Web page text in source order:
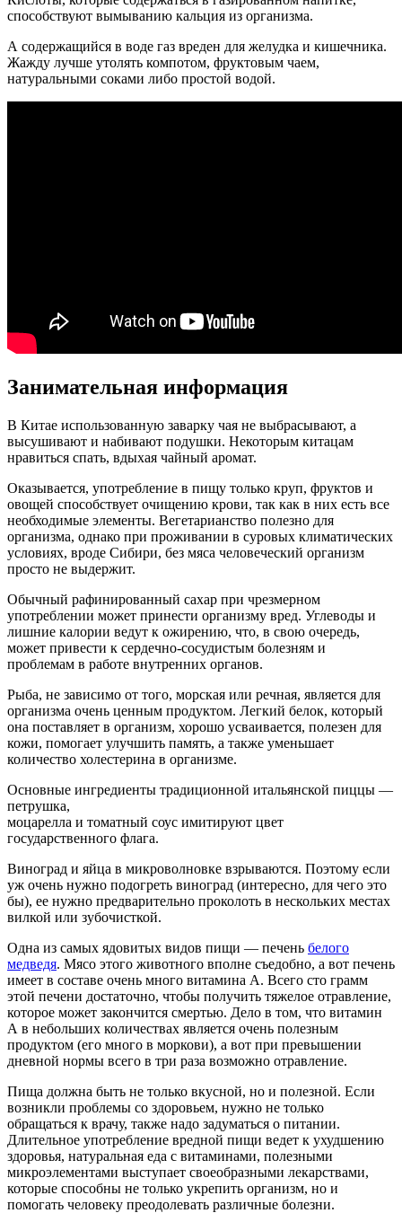
способствуют вымыванию кальция из организма.
А содержащийся в воде газ вреден для желудка и кишечника.
Жажду лучше утолять компотом, фруктовым чаем,
натуральными соками либо простой водой.
Занимательная информация
В Китае использованную заварку чая не выбрасывают, а
высушивают и набивают подушки. Некоторым китацам
нравиться спать, вдыхая чайный аромат.
Оказывается, употребление в пищу только круп, фруктов и
овощей способствует очищению крови, так как в них есть все
необходимые элементы. Вегетарианство полезно для
организма, однако при проживании в суровых климатических
условиях, вроде Сибири, без мяса человеческий организм
просто не выдержит.
Обычный рафинированный сахар при чрезмерном
употреблении может принести организму вред. Углеводы и
лишние калории ведут к ожирению, что, в свою очередь,
может привести к сердечно-сосудистым болезням и
проблемам в работе внутренних органов.
Рыба, не зависимо от того, морская или речная, является для
организма очень ценным продуктом. Легкий белок, который
она поставляет в организм, хорошо усваивается, полезен для
кожи, помогает улучшить память, а также уменьшает
количество холестерина в организме.
Основные ингредиенты традиционной итальянской пиццы —
петрушка,
моцарелла и томатный соус имитируют цвет
государственного флага.
Виноград и яйца в микроволновке взрываются. Поэтому если
уж очень нужно подогреть виноград (интересно, для чего это
бы), ее нужно предварительно проколоть в нескольких местах
вилкой или зубочисткой.
Одна из самых ядовитых видов пищи — печень белого
медведя. Мясо этого животного вполне съедобно, а вот печень
имеет в составе очень много витамина А. Всего сто грамм
этой печени достаточно, чтобы получить тяжелое отравление,
которое может закончится смертью. Дело в том, что витамин
А в небольших количествах является очень полезным
продуктом (его много в моркови), а вот при превышении
дневной нормы всего в три раза возможно отравление.
Пища должна быть не только вкусной, но и полезной. Если
возникли проблемы со здоровьем, нужно не только
обращаться к врачу, также надо задуматься о питании.
Длительное употребление вредной пищи ведет к ухудшению
здоровья, натуральная еда с витаминами, полезными
микроэлементами выступает своеобразными лекарствами,
которые способны не только укрепить организм, но и
помогать человеку преодолевать различные болезни.